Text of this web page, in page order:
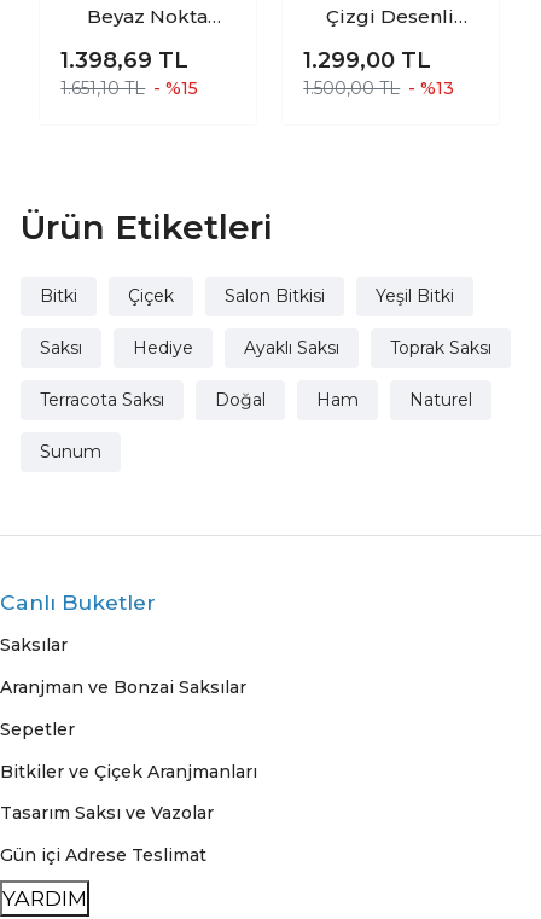
Beyaz Nokta
Saksı Saksılık
Salon Çiçeklik
1.398,69 TL
1.651,10 TL - %15
Çizgi Desenli
Saksılık Salon
Çiçeklik 3 Ayaklı -
1.299,00 TL
1.500,00 TL - %13
Ürün Etiketleri
Bitki Çiçek Salon Bitkisi Yeşil Bitki
Saksı Hediye Ayaklı Saksı Toprak Saksı
Terracota Saksı Doğal Ham Naturel
Sunum
Canlı Buketler
Saksılar
Aranjman ve Bonzai Saksılar
Sepetler
Bitkiler ve Çiçek Aranjmanları
Tasarım Saksı ve Vazolar
Gün içi Adrese Teslimat
YARDIM